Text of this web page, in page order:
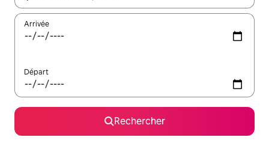
Arrivée
Départ
Rechercher